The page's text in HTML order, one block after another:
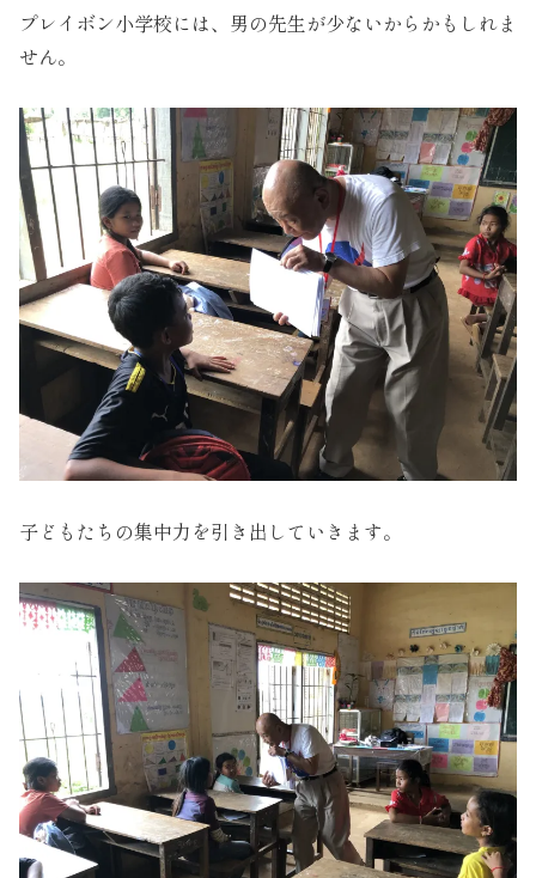
プレイボン小学校には、男の先生が少ないからかもしれま
せん。
子どもたちの集中力を引き出していきます。